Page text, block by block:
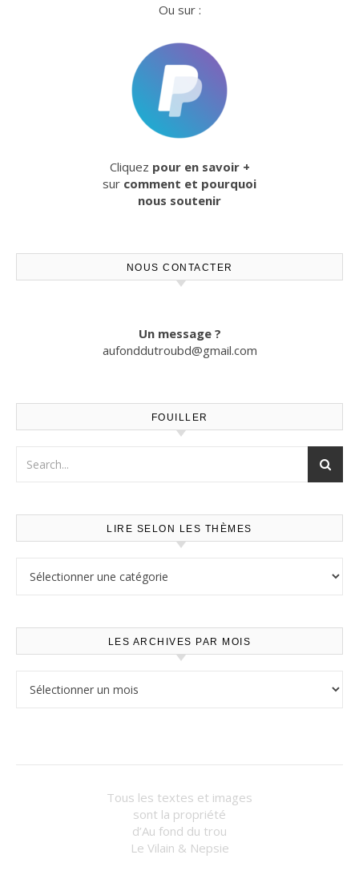
Ou sur :
Cliquez pour en savoir +
sur comment et pourquoi
nous soutenir
NOUS CONTACTER
Un message ?
aufonddutroubd@gmail.com
FOUILLER
LIRE SELON LES THÈMES
LES ARCHIVES PAR MOIS
Tous les textes et images
sont la propriété
d’Au fond du trou
Le Vilain & Nepsie